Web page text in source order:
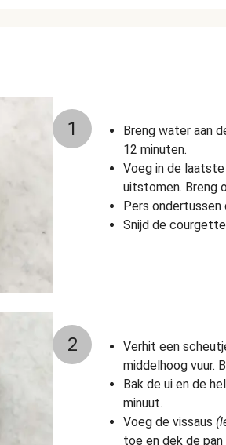
1
Breng water aan
12 minuten.
Voeg in de
uitstomen. Breng
Pers ondertussen
Snijd de
2
Verhit een
middelhoog vuur.
Bak de ui en de
minuut.
Voeg de vissaus
toe en dek de